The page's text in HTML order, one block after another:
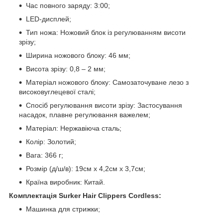
Час повного заряду: 3:00;
LED-дисплей;
Тип ножа: Ножовий блок із регулюванням висоти
зрізу;
Ширина ножового блоку: 46 мм;
Висота зрізу: 0,8 – 2 мм;
Матеріал ножового блоку: Самозаточуване лезо з
високовуглецевої сталі;
Спосіб регулювання висоти зрізу: Застосування
насадок, плавне регулювання важелем;
Матеріал: Нержавіюча сталь;
Колір: Золотий;
Вага: 366 г;
Розмір (д/ш/в): 19см х 4,2см х 3,7см;
Країна виробник: Китай.
Комплектація Surker Hair Clippers Cordless:
Машинка для стрижки;